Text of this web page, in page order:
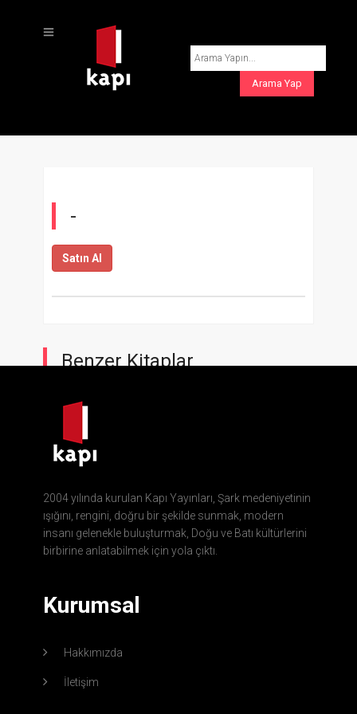
-
Satın Al
Benzer Kitaplar
2004 yılında kurulan Kapı Yayınları, Şark medeniyetinin
ışığını, rengini, doğru bir şekilde sunmak, modern
insanı gelenekle buluşturmak, Doğu ve Batı kültürlerini
birbirine anlatabilmek için yola çıktı.
Kurumsal
Hakkımızda
İletişim